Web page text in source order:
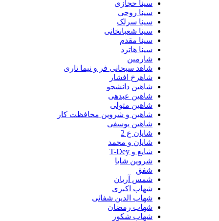
سینا حجازی
سینا روحی
سینا سرلک
سینا شعبانخانی
سینا مقدم
سینا هاترد
شارمین
شاهد سبحانی فر و نیما تاری
شاهرخ افشار
شاهین دانشجو
شاهین عبدهی
شاهین متولی
شاهین و شروین محافظت کار
شاهین یوسفی
شایان ع 2
شایان و محمد
شایع و T-Dey
شروین شایا
شفق
شمس آریان
شهاب اکبری
شهاب الدین شفائی
شهاب رمضان
شهاب شکور